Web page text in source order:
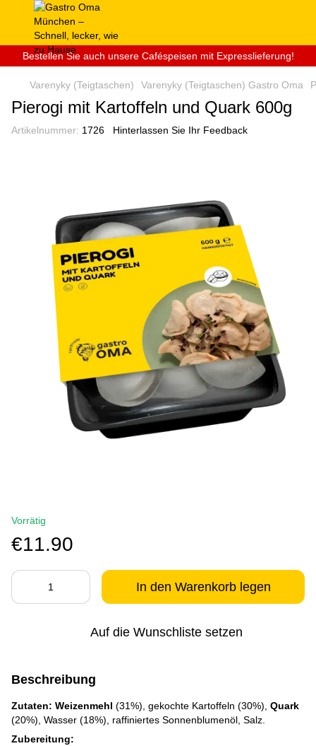
Bestellen Sie auch unsere Caféspeisen mit Expresslieferung!
Varenyky (Teigtaschen) Varenyky (Teigtaschen) Gastro Oma
Pierogi mit Kartoffeln und Quark 600g
Artikelnummer: 1726 Hinterlassen Sie Ihr Feedback
Vorrätig
€11.90
In den Warenkorb legen
Auf die Wunschliste setzen
Beschreibung
Zutaten: Weizenmehl (31%), gekochte Kartoffeln (30%), Quark
(20%), Wasser (18%), raffiniertes Sonnenblumenöl, Salz.
Zubereitung: